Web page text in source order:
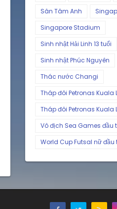
Sân Tâm Anh
Singapore Stadium
Sinh nhật Hải Linh 13 tuổi
Sinh nhật Phúc Nguyên
Thác nước Changi
Tháp đôi Petronas Kuala
Tháp đôi Petronas Kuala
Vô địch Sea Games đầu
World Cup Futsal nữ đầu